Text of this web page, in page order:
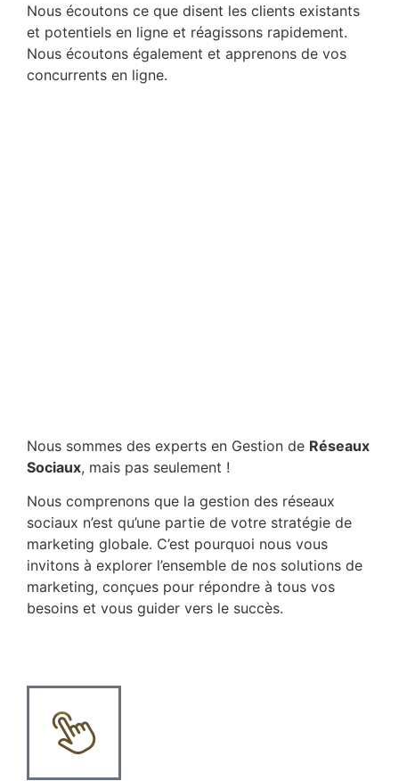
Nous écoutons ce que disent les clients existants
et potentiels en ligne et réagissons rapidement.
Nous écoutons également et apprenons de vos
concurrents en ligne.
Nous sommes des experts en Gestion de Réseaux
Sociaux, mais pas seulement !
Nous comprenons que la gestion des réseaux
sociaux n’est qu’une partie de votre stratégie de
marketing globale. C’est pourquoi nous vous
invitons à explorer l’ensemble de nos solutions de
marketing, conçues pour répondre à tous vos
besoins et vous guider vers le succès.